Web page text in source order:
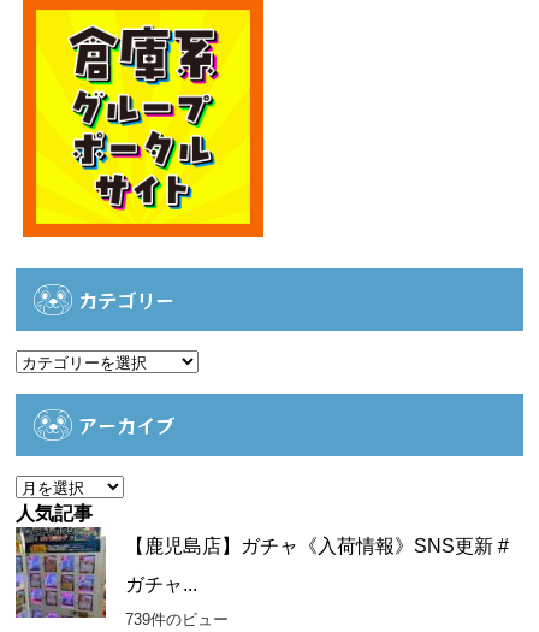
カテゴリー
カ
アーカイブ
ア
ー
カ
イ
ブ
人気記事
【鹿児島店】ガチャ《入荷情報》SNS更新 #
ガチャ...
739件のビュー